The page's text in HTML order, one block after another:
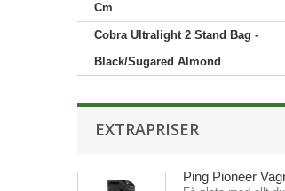
Cm
Cobra Ultralight 2 Stand Bag -
Black/Sugared Almond
EXTRAPRISER
Ping Pioneer